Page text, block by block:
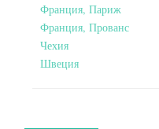
Франция, Париж
Франция, Прованс
Чехия
Швеция